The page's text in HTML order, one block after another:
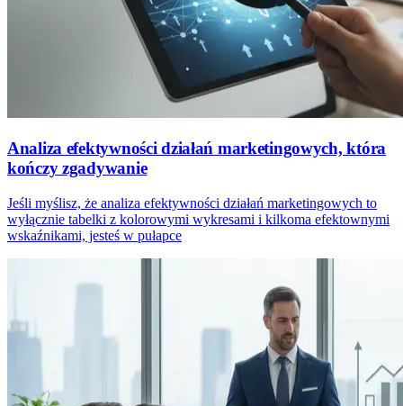
Analiza efektywności działań marketingowych, która
kończy zgadywanie
Jeśli myślisz, że analiza efektywności działań marketingowych to
wyłącznie tabelki z kolorowymi wykresami i kilkoma efektownymi
wskaźnikami, jesteś w pułapce